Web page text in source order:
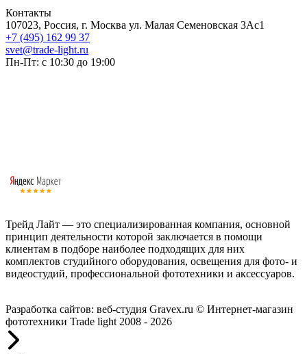
Контакты
107023, Россия, г. Москва ул. Малая Семеновская 3Ас1
+7 (495) 162 99 37
svet@trade-light.ru
Пн-Пт: с 10:30 до 19:00
Трейд Лайт — это специализированная компания, основной
принцип деятельности которой заключается в помощи
клиентам в подборе наиболее подходящих для них
комплектов студийного оборудования, освещения для фото- и
видеостудий, профессиональной фототехники и аксессуаров.
Разработка сайтов: веб-студия Gravex.ru © Интернет-магазин
фототехники Trade light 2008 - 2026